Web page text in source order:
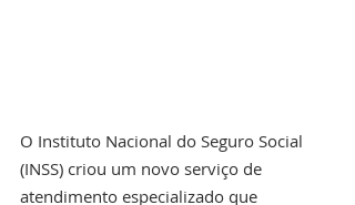
O Instituto Nacional do Seguro Social
(INSS) criou um novo serviço de
atendimento especializado que